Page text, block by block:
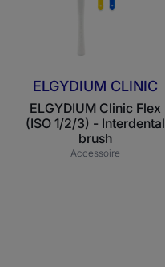
-
ELGYDIUM CLINIC
ELGYDIUM Clinic Flex
(ISO 1/2/3) - Interdental
brush
Accessoire